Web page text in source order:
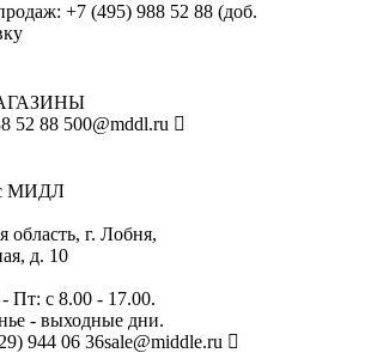
+7 (495) 988 52 88 (доб.
52 88 500@mddl.ru
МИДЛ
область, г. Лобня,
д. 10
Пт: с 8.00 - 17.00.
- выходные дни.
944 06 36sale@middle.ru